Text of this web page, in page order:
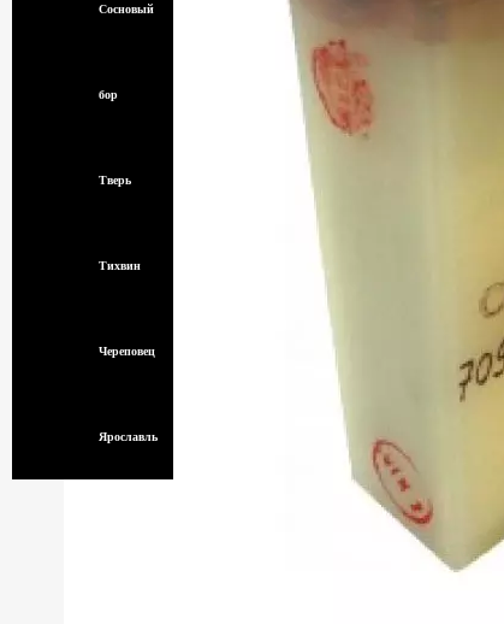
Сосновый
бор
Тверь
Тихвин
Череповец
Ярославль